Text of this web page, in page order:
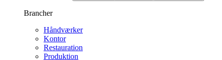
Brancher
Håndværker
Kontor
Restauration
Produktion